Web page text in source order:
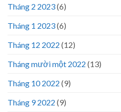
Tháng 2 2023(6)
Tháng 1 2023(6)
Tháng 12 2022 (12)
Tháng mười một 2022 (13)
Tháng 10 2022 (9)
Tháng 9 2022 (9)